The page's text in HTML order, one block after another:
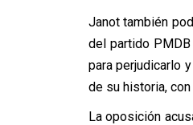
Janot también
del partido
para perjudicarlo
de su historia,
La oposición